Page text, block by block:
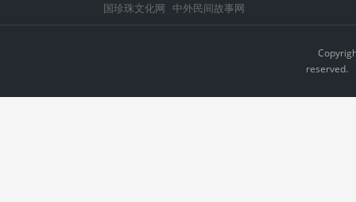
国珍珠文化网
中外民间故事网